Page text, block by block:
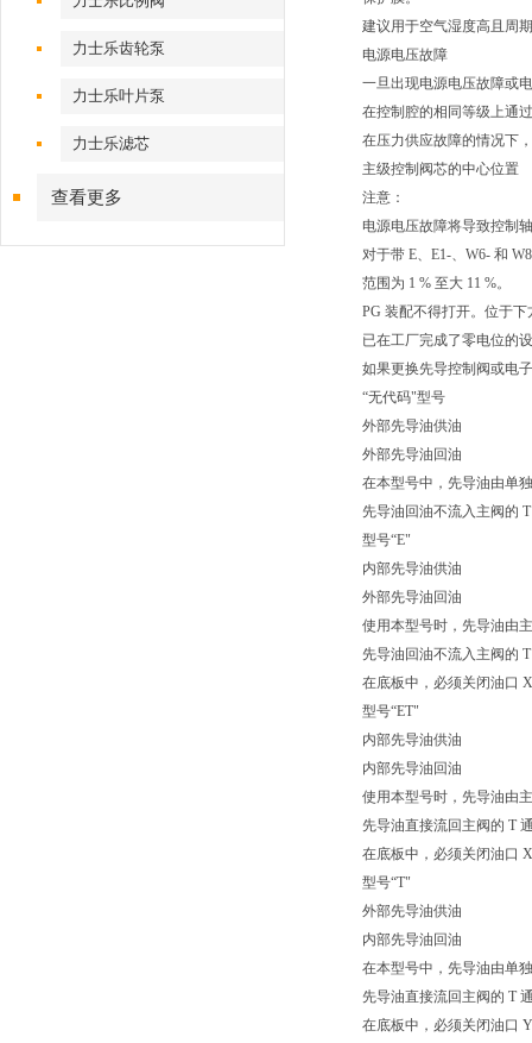
力士乐齿轮泵
力士乐叶片泵
力士乐滤芯
查看更多
建议用于空气湿度高且周
电源电压故障
一旦出现电源电压故障或
在控制腔的相同等级上通
在压力供应故障的情况下
主级控制阀芯的中心位置
注意：
电源电压故障将导致控制
对于带 E、E1-、W6- 和
范围为 1 % 至大 11 %。
PG 装配不得打开。位于
已在工厂完成了零电位的
如果更换先导控制阀或电
“无代码"型号
外部先导油供油
外部先导油回油
在本型号中，先导油由单
先导油回油不流入主阀的
型号“E"
内部先导油供油
外部先导油回油
使用本型号时，先导油由
先导油回油不流入主阀的
在底板中，必须关闭油口
型号“ET"
内部先导油供油
内部先导油回油
使用本型号时，先导油由
先导油直接流回主阀的 T
在底板中，必须关闭油口
型号“T"
外部先导油供油
内部先导油回油
在本型号中，先导油由单
先导油直接流回主阀的 T
在底板中，必须关闭油口